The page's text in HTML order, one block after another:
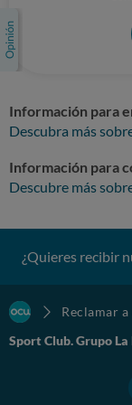
Información para
Descubra más
Información para
Descubre más
¿Quieres recibir
Reclamar
Sport Club. Grupo